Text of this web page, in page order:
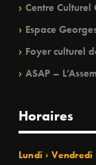
Centre Culturel
Espace
Foyer culturel
ASAP –
Horaires
Lundi › Vendredi